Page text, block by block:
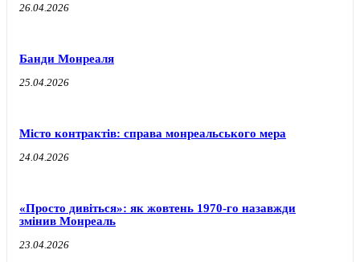
26.04.2026
Банди Монреаля
25.04.2026
Місто контрактів: справа монреальського мера
24.04.2026
«Просто дивіться»: як жовтень 1970-го назавжди
змінив Монреаль
23.04.2026